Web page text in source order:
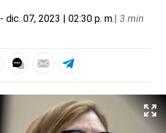
- dic. 07, 2023 | 02:30 p. m.| 3 min